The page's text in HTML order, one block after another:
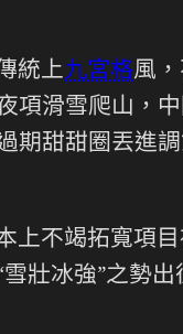
統上九宮格風
滑雪爬山，
期甜甜圈丟進
上不竭拓寬項
壯冰強”之勢